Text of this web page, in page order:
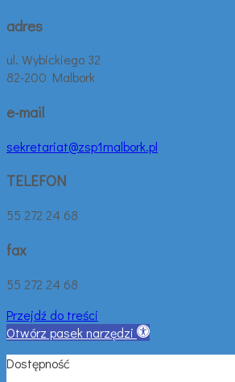
adres
ul. Wybickiego 32
82-200 Malbork
e-mail
sekretariat@zsp1malbork.pl
TELEFON
55 272 24 68
fax
55 272 24 68
Przejdź do treści
Otwórz pasek narzędzi
Dostępność